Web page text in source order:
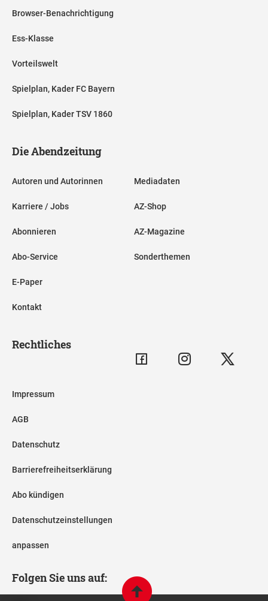
Browser-Benachrichtigung
Ess-Klasse
Vorteilswelt
Spielplan, Kader FC Bayern
Spielplan, Kader TSV 1860
Die Abendzeitung
Autoren und Autorinnen
Karriere / Jobs
Abonnieren
Abo-Service
E-Paper
Kontakt
Mediadaten
AZ-Shop
AZ-Magazine
Sonderthemen
Rechtliches
Impressum
AGB
Datenschutz
Barrierefreiheitserklärung
Abo kündigen
Datenschutzeinstellungen
anpassen
Folgen Sie uns auf: